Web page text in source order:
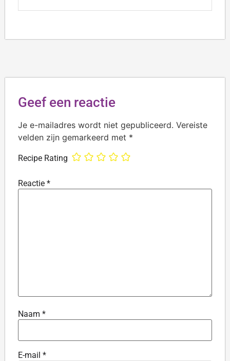
Geef een reactie
Je e-mailadres wordt niet gepubliceerd. Vereiste
velden zijn gemarkeerd met *
Recipe Rating
Reactie *
Naam *
E-mail *